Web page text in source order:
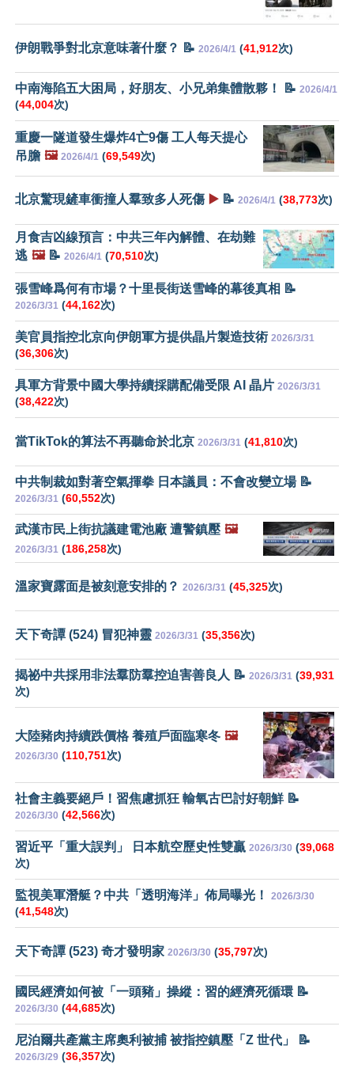
伊朗戰爭對北京意味著什麼？ 📝 2026/4/1 (41,912次)
中南海陷五大困局，好朋友、小兄弟集體散夥！ 📝 2026/4/1
(44,004次)
重慶一隧道發生爆炸4亡9傷 工人每天提心
吊膽 🖼️ 2026/4/1 (69,549次)
北京驚現鏟車衝撞人羣致多人死傷 ▶️ 📝 2026/4/1 (38,773次)
月食吉凶線預言：中共三年內解體、在劫難
逃 🖼️📝 2026/4/1 (70,510次)
張雪峰爲何有市場？十里長街送雪峰的幕後真相 📝
2026/3/31 (44,162次)
美官員指控北京向伊朗軍方提供晶片製造技術 2026/3/31
(36,306次)
具軍方背景中國大學持續採購配備受限 AI 晶片 2026/3/31
(38,422次)
當TikTok的算法不再聽命於北京 2026/3/31 (41,810次)
中共制裁如對著空氣揮拳 日本議員：不會改變立場 📝
2026/3/31 (60,552次)
武漢市民上街抗議建電池廠 遭警鎮壓 🖼️
2026/3/31 (186,258次)
溫家寶露面是被刻意安排的？ 2026/3/31 (45,325次)
天下奇譚 (524) 冒犯神靈 2026/3/31 (35,356次)
揭祕中共採用非法羣防羣控迫害善良人 📝 2026/3/31 (39,931
次)
大陸豬肉持續跌價格 養殖戶面臨寒冬 🖼️
2026/3/30 (110,751次)
社會主義要絕戶！習焦慮抓狂 輸氧古巴討好朝鮮 📝
2026/3/30 (42,566次)
習近平「重大誤判」 日本航空歷史性雙贏 2026/3/30 (39,068
次)
監視美軍潛艇？中共「透明海洋」佈局曝光！ 2026/3/30
(41,548次)
天下奇譚 (523) 奇才發明家 2026/3/30 (35,797次)
國民經濟如何被「一頭豬」操縱：習的經濟死循環 📝
2026/3/30 (44,685次)
尼泊爾共產黨主席奧利被捕 被指控鎮壓「Z 世代」 📝
2026/3/29 (36,357次)